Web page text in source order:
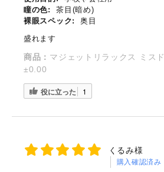
瞳の色:
茶目(暗め)
裸眼スペック:
奥目
盛れます
商品： マジェットリラックス ミス
±0.00
役に立った 1
くるみ様
購入確認済み